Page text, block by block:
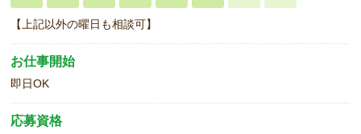
【上記以外の曜日も相談可】
お仕事開始
即日OK
応募資格